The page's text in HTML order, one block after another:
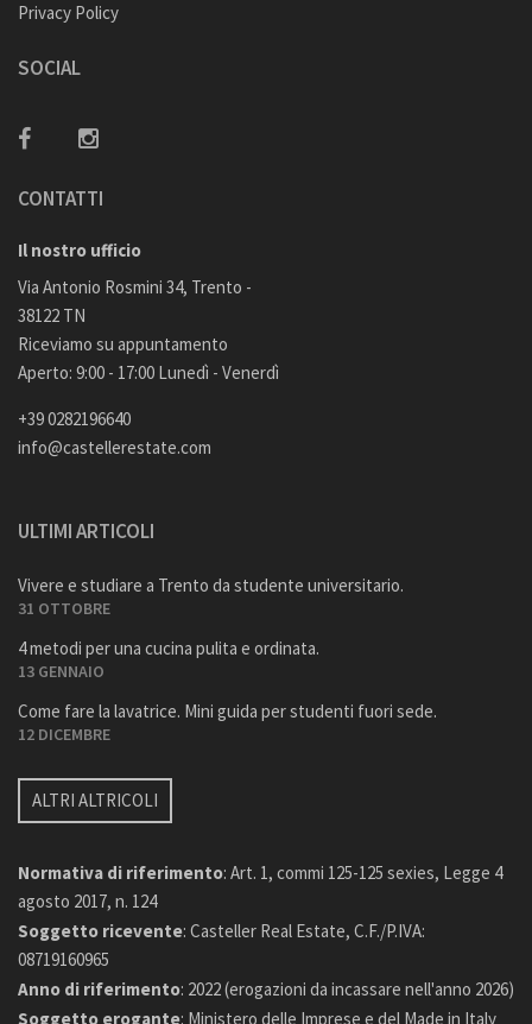
Privacy Policy
SOCIAL
CONTATTI
Il nostro ufficio
Via Antonio Rosmini 34, Trento -
38122 TN
Riceviamo su appuntamento
Aperto: 9:00 - 17:00 Lunedì - Venerdì
+39 0282196640
info@castellerestate.com
ULTIMI ARTICOLI
Vivere e studiare a Trento da studente universitario.
31 OTTOBRE
4 metodi per una cucina pulita e ordinata.
13 GENNAIO
Come fare la lavatrice. Mini guida per studenti fuori sede.
12 DICEMBRE
ALTRI ALTRICOLI
Normativa di riferimento: Art. 1, commi 125-125 sexies, Legge 4
agosto 2017, n. 124
Soggetto ricevente: Casteller Real Estate, C.F./P.IVA:
08719160965
Anno di riferimento: 2022 (erogazioni da incassare nell'anno 2026)
Soggetto erogante: Ministero delle Imprese e del Made in Italy